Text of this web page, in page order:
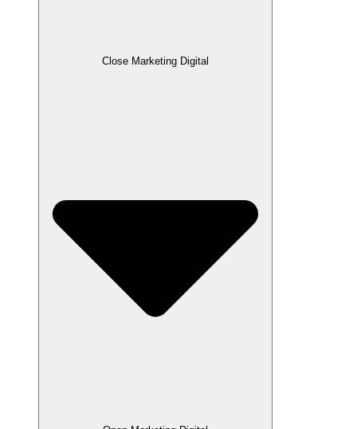
Close Marketing Digital